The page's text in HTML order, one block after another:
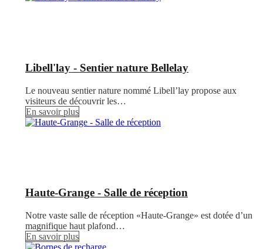
Libell'lay - Sentier nature Bellelay
Le nouveau sentier nature nommé Libell’lay propose aux
visiteurs de découvrir les…
En savoir plus
Haute-Grange - Salle de réception
Notre vaste salle de réception «Haute-Grange» est dotée d’un
magnifique haut plafond…
En savoir plus